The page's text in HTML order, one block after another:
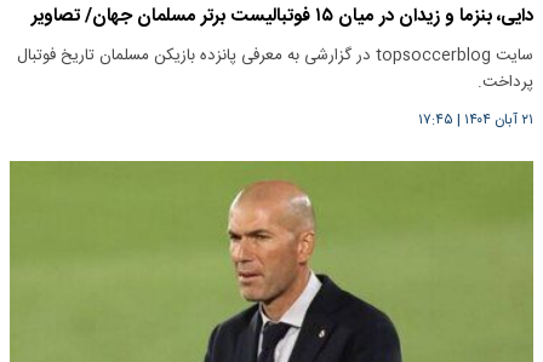
دایی، بنزما و زیدان در میان ۱۵ فوتبالیست برتر مسلمان جهان/ تصاویر
سایت topsoccerblog در گزارشی به معرفی پانزده بازیکن مسلمان تاریخ فوتبال
پرداخت.
۲۱ آبان ۱۴۰۴ | ۱۷:۴۵